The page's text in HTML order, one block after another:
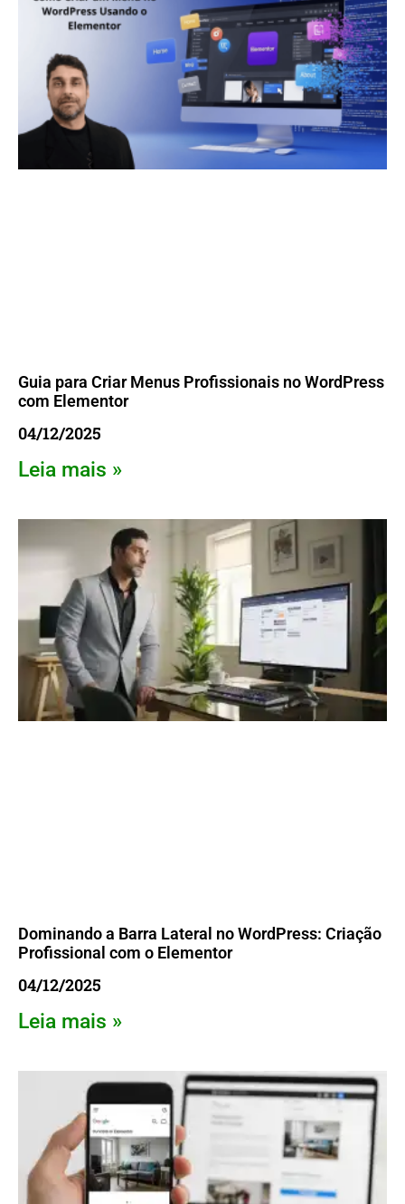
Guia para Criar Menus Profissionais no WordPress
com Elementor
04/12/2025
Leia mais »
Dominando a Barra Lateral no WordPress: Criação
Profissional com o Elementor
04/12/2025
Leia mais »